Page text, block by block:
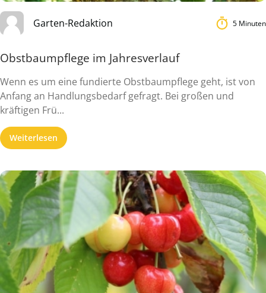
Garten-Redaktion 5 Minuten
Obstbaumpflege im Jahresverlauf
Wenn es um eine fundierte Obstbaumpflege geht, ist von
Anfang an Handlungsbedarf gefragt. Bei großen und
kräftigen Frü...
Weiterlesen